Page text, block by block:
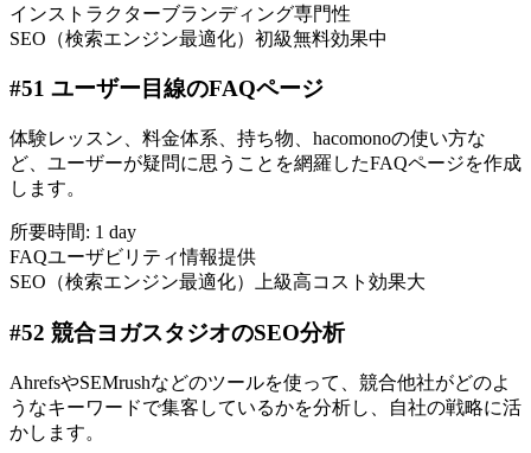
インストラクターブランディング専門性
SEO（検索エンジン最適化） 初級無料効果中
#51 ユーザー目線のFAQページ
体験レッスン、料金体系、持ち物、hacomonoの使い方な
ど、ユーザーが疑問に思うことを網羅したFAQページを作成
します。
所要時間: 1 day
FAQユーザビリティ情報提供
SEO（検索エンジン最適化）
上級高コスト 効果大
#52 競合ヨガスタジオのSEO分析
AhrefsやSEMrushなどのツールを使って、競合他社がどのよ
うなキーワードで集客しているかを分析し、自社の戦略に活
かします。